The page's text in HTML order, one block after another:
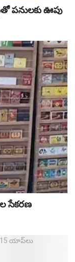
పనులకు ఊపు
సేకరణ